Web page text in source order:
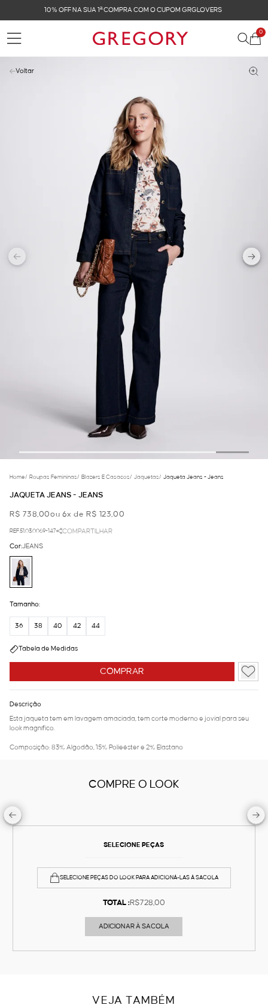
FRETE GRÁTIS NAS COMPRAS ACIMA DE R$ 899
0
Voltar
Home/ Roupas Femininas/ Blazers E Casacos/ Jaquetas/ Jaqueta Jeans - Jeans
JAQUETA JEANS - JEANS
R$ 738,00ou 6x de R$ 123,00
REF.51.03.0069-147 COMPARTILHAR
COMPRAR
Cor:JEANS
Tamanho:
36 38 40 42 44
Tabela de Medidas
Descrição
Esta jaqueta tem em lavagem amaciada, tem corte moderno e jovial para seu
look magnífico.
Composição: 83% Algodão, 15% Polieéster e 2% Elastano
COMPRE O LOOK
SELECIONE PEÇAS
SELECIONE PEÇAS DO LOOK PARA ADICIONÁ-LAS À SACOLA
TOTAL :R$728,00
ADICIONAR À SACOLA
VEJA TAMBÉM